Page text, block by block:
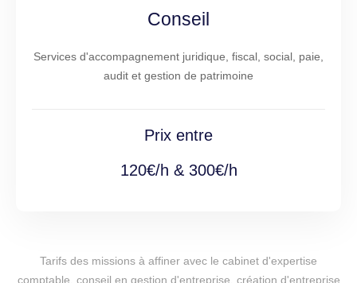
Conseil
Services d'accompagnement juridique, fiscal, social, paie,
audit et gestion de patrimoine
Prix entre
120€/h & 300€/h
Tarifs des missions à affiner avec le cabinet d'expertise
comptable, conseil en gestion d'entreprise, création d'entreprise